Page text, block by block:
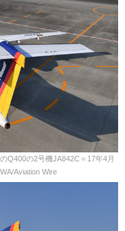
Q400の2号機JA842C＝17年4月
Aviation Wire